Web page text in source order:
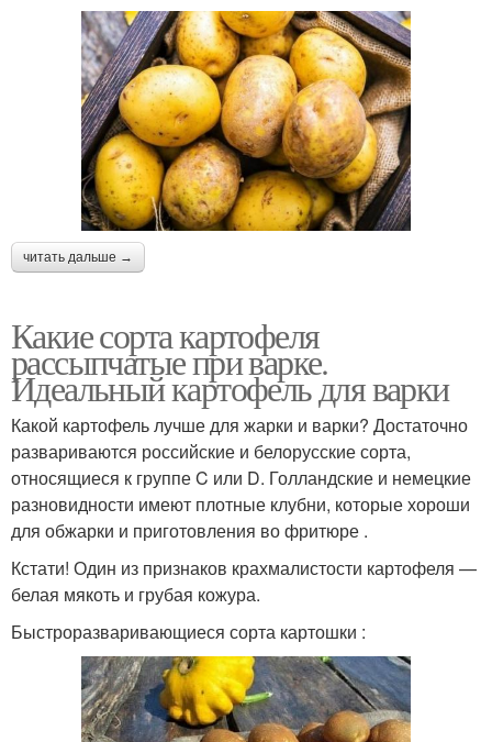
читать дальше →
Какие сорта картофеля
рассыпчатые при варке.
Идеальный картофель для варки
Какой картофель лучше для жарки и варки? Достаточно
развариваются российские и белорусские сорта,
относящиеся к группе C или D. Голландские и немецкие
разновидности имеют плотные клубни, которые хороши
для обжарки и приготовления во фритюре .
Кстати! Один из признаков крахмалистости картофеля —
белая мякоть и грубая кожура.
Быстроразваривающиеся сорта картошки :